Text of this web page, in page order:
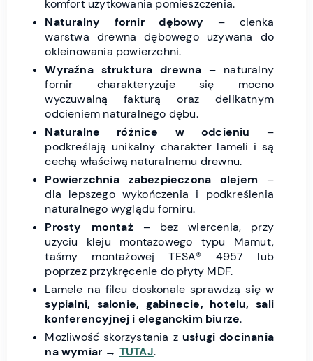
komfort użytkowania pomieszczenia.
Naturalny fornir dębowy – cienka
warstwa drewna dębowego używana do
okleinowania powierzchni.
Wyraźna struktura drewna – naturalny
fornir charakteryzuje się mocno
wyczuwalną fakturą oraz delikatnym
odcieniem naturalnego dębu.
Naturalne różnice w odcieniu –
podkreślają unikalny charakter lameli i są
cechą właściwą naturalnemu drewnu.
Powierzchnia zabezpieczona olejem –
dla lepszego wykończenia i podkreślenia
naturalnego wyglądu forniru.
Prosty montaż – bez wiercenia, przy
użyciu kleju montażowego typu Mamut,
taśmy montażowej TESA® 4957 lub
poprzez przykręcenie do płyty MDF.
Lamele na filcu doskonale sprawdzą się w
sypialni, salonie, gabinecie, hotelu, sali
konferencyjnej i eleganckim biurze.
Możliwość skorzystania z usługi docinania
na wymiar → TUTAJ.